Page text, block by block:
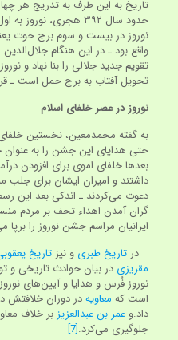
تاریخ به این طرف به تدریج هر
نوروز در بیست و سوم برج حوت
تقویم جدید جلالی را بنا نهاد و
تحویل آفتاب به برج حمل است ـ
نوروز در عصر خلفای اسلام
به گفته محمدمعین، نخستین خلفای
حتی هدایای این جشن را به عنوان
بعدها خلفای اموی برای افزودن
داشتند و امیران ایشان برای جلب
دعوت می‌کردند ـ اندکی بعد این
گران آمدن اهداء تحف بر مردم
ایرانیان مراسم جشن نوروز را برپا
در تاریخ طبری و نیز تاریخ
مقریزی در بیان حوادث تاریخی و
نوروز فُرس و هدایا و آیین‌های
است که معاویهدر دوران خلافتش
داد.‌و عمر بن عبدالعزیز بر خلاف
جلوگیری می‌کرد.[7]